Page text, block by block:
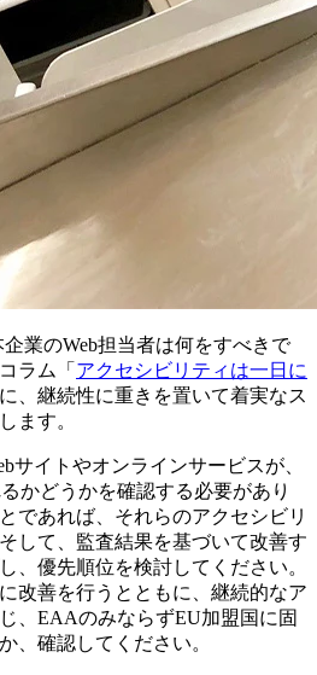
業のWeb担当者は何をすべきで
ラム「 アクセシビリティは一日に
、継続性に重きを置いて着実なス
ます。
サイトやオンラインサービスが、
かどうかを確認する必要があり
であれば、それらのアクセシビリ
して、監査結果を基づいて改善す
、優先順位を検討してください。
改善を行うとともに、継続的なア
、EAAのみならずEU加盟国に固
、確認してください。